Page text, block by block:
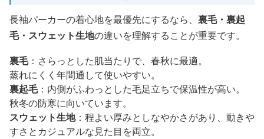
長袖パーカーの着心地を最優先にするなら、 裏毛・裏起
毛・スウェット生地の違いを理解することが重要です。
裏毛：さらっとした肌当たりで、春秋に最適。
蒸れにくく年間通して使いやすい。
裏起毛：内側がふわっとした毛足立ちで保温性が高い。
秋冬の防寒に向いています。
スウェット生地：程よい厚みとしなやかさがあり、動きや
すさとカジュアルな見た目を両立。